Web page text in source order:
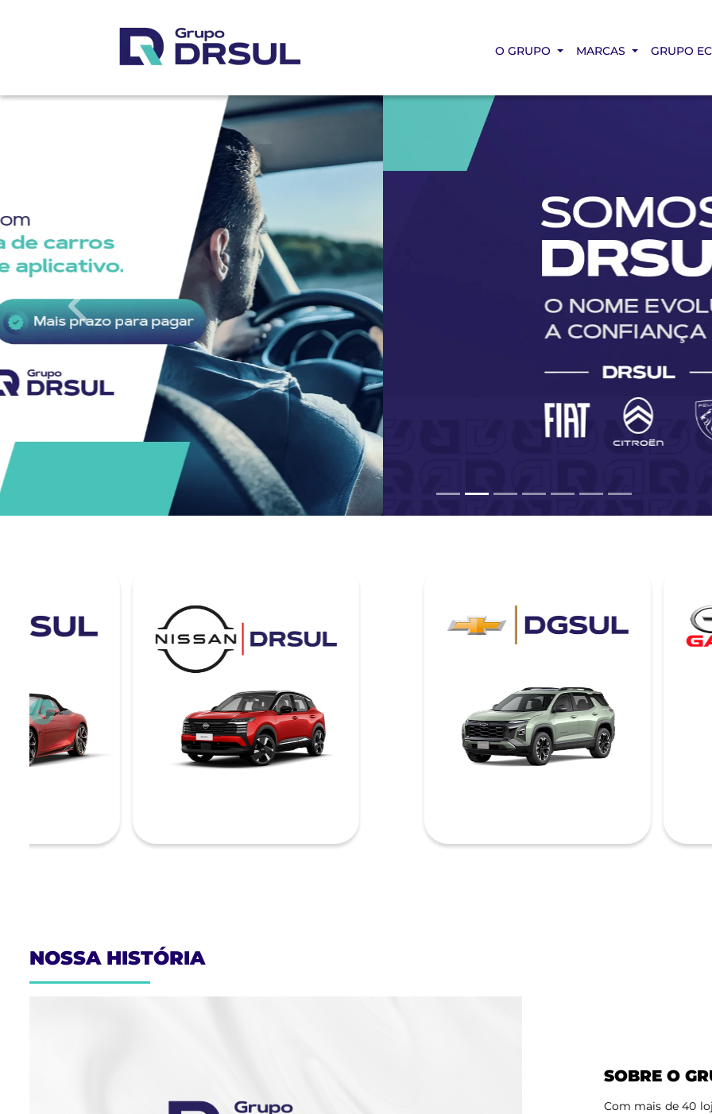
O GRUPO MARCAS GRUPO
templates.template-01.components.carousel.texts.control_prev
templates.template-01.components.carousel.texts.control_prev
NOSSA HISTÓRIA
SOBRE O
Com mais de 40